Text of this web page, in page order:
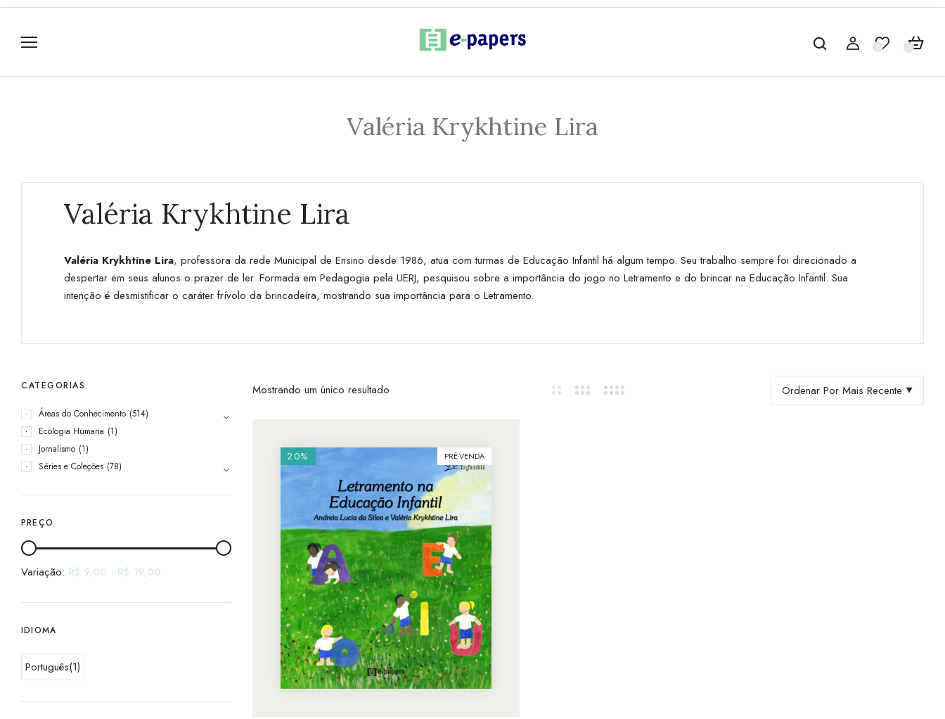
0 0
Valéria Krykhtine Lira
Valéria Krykhtine Lira
Valéria Krykhtine Lira, professora da rede Municipal de Ensino desde 1986, atua com turmas de Educação Infantil há algum tempo. Seu trabalho sempre foi direcionado a
despertar em seus alunos o prazer de ler. Formada em Pedagogia pela UERJ, pesquisou sobre a importância do jogo no Letramento e do brincar na Educação Infantil. Sua
intenção é desmistificar o caráter frívolo da brincadeira, mostrando sua importância para o Letramento.
CATEGORIAS
Áreas do Conhecimento (514)
Ecologia Humana (1)
Jornalismo (1)
Séries e Coleções (78)
PREÇO
Variação: R$ 9,00 - R$ 19,00
IDIOMA
Português(1)
Mostrando um único resultado Ordenar Por Mais Recente
20% PRÉ-VENDA